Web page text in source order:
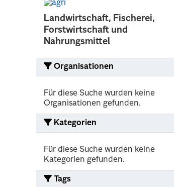
Landwirtschaft, Fischerei,
Forstwirtschaft und
Nahrungsmittel
Organisationen
Für diese Suche wurden keine
Organisationen gefunden.
Kategorien
Für diese Suche wurden keine
Kategorien gefunden.
Tags